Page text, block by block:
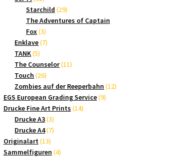
Produkte
Starchild 2929
Produkte
The Adventures of Captain
Fox 33
Produkte
Enklave 77
TANK 55
Produkte
The Counselor 1111
Touch 2626
Produkte
Zombies auf der Reeperbahn 1212
EGS European Grading Service 99
Drucke Fine Art Prints 1414
Drucke A3 33
Produkte
Drucke A4 77
Originalart 1313
Produkte
Sammelfiguren 44